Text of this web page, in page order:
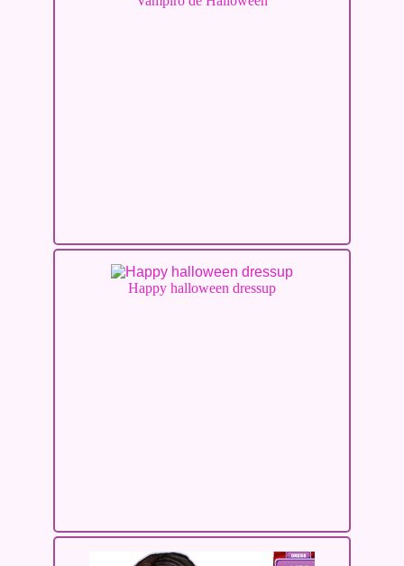
Happy halloween dressup